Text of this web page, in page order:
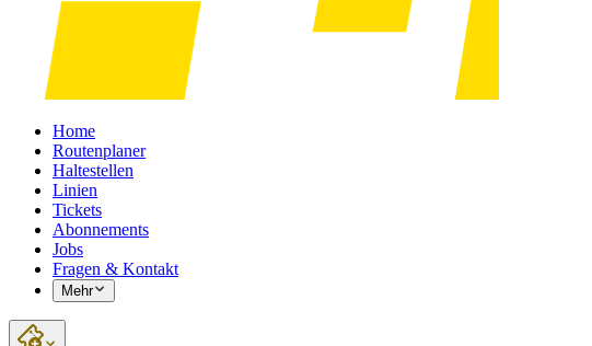
Home
Routenplaner
Haltestellen
Linien
Tickets
Abonnements
Jobs
Fragen & Kontakt
Mehr